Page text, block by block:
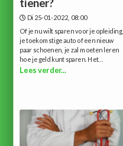
Di 25-01-2022, 08:00
Of je nu wilt sparen voor je opleiding,
je toekomstige auto of een nieuw
paar schoenen, je zal moeten leren
hoe je geld kunt sparen. Het...
Lees verder...